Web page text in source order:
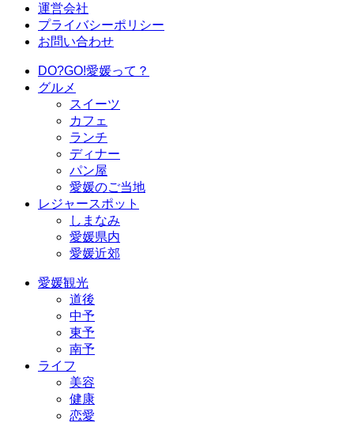
運営会社
プライバシーポリシー
お問い合わせ
DO?GO!愛媛って？
グルメ
スイーツ
カフェ
ランチ
ディナー
パン屋
愛媛のご当地
レジャースポット
しまなみ
愛媛県内
愛媛近郊
愛媛観光
道後
中予
東予
南予
ライフ
美容
健康
恋愛